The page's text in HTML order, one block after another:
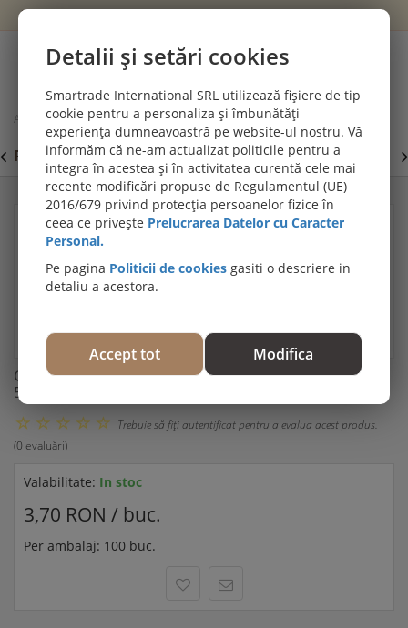
Cont
Acasă
Accesorii & întreținere deck
Clips WPC UPM Profi cu surub 45 mm lungime, 55968/0409
PROMOȚII DE IULIE! PARCHET SPC SI LVT: Viziteaza
secțiunea de pardoseli SPC SI LVT
Clips WPC UPM Profi cu surub 45 mm lungime,
55968/0409
Trebuie să fiţi autentificat pentru a evalua acest produs.
(0 evaluări)
Valabilitate: In stoc
3,70 RON / buc.
Per ambalaj: 100 buc.
Detalii și setări cookies
Smartrade International SRL utilizează fișiere de tip
cookie pentru a personaliza și îmbunătăți
experiența dumneavoastră pe website-ul nostru. Vă
informăm că ne-am actualizat politicile pentru a
integra în acestea și în activitatea curentă cele mai
recente modificări propuse de Regulamentul (UE)
2016/679 privind protecția persoanelor fizice în
ceea ce privește Prelucrarea Datelor cu Caracter
Personal.
Pe pagina Politicii de cookies gasiti o descriere in
detaliu a acestora.
Accept tot Modifica